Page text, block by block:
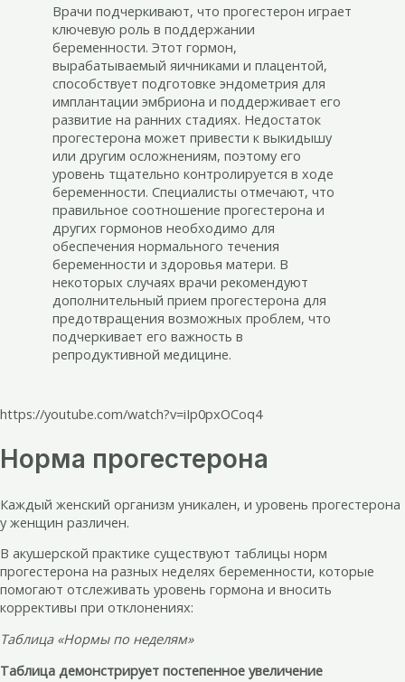
Врачи подчеркивают, что прогестерон играет
ключевую роль в поддержании
беременности. Этот гормон,
вырабатываемый яичниками и плацентой,
способствует подготовке эндометрия для
имплантации эмбриона и поддерживает его
развитие на ранних стадиях. Недостаток
прогестерона может привести к выкидышу
или другим осложнениям, поэтому его
уровень тщательно контролируется в ходе
беременности. Специалисты отмечают, что
правильное соотношение прогестерона и
других гормонов необходимо для
обеспечения нормального течения
беременности и здоровья матери. В
некоторых случаях врачи рекомендуют
дополнительный прием прогестерона для
предотвращения возможных проблем, что
подчеркивает его важность в
репродуктивной медицине.
https://youtube.com/watch?v=iIp0pxOCoq4
Норма прогестерона
Каждый женский организм уникален, и уровень прогестерона
у женщин различен.
В акушерской практике существуют таблицы норм
прогестерона на разных неделях беременности, которые
помогают отслеживать уровень гормона и вносить
коррективы при отклонениях:
Таблица «Нормы по неделям»
Таблица демонстрирует постепенное увеличение